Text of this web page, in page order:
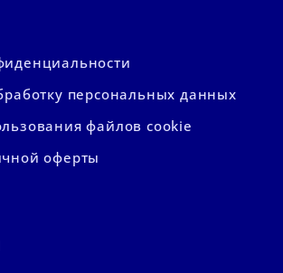
персональных данных
файлов cookie
оферты